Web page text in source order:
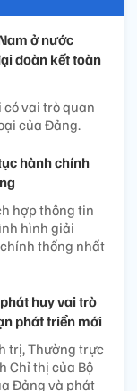
ở nước
đoàn kết toàn
vai trò quan
của Đảng.
hành chính
hợp thông tin
hình giải
thống nhất
huy vai trò
phát triển mới
trị, Thường trực
Chỉ thị của Bộ
Đảng và phát